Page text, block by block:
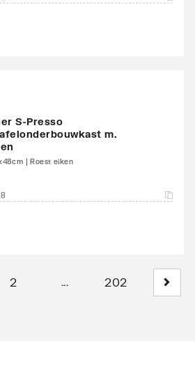
S-Presso
m.
| Roest eiken
2 ... 202